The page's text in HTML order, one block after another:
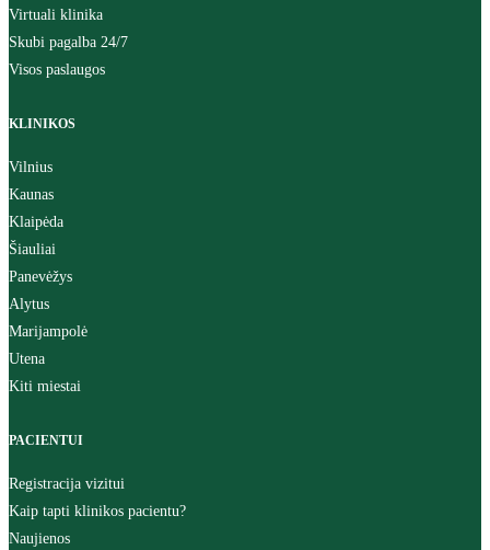
Virtuali klinika
Skubi pagalba 24/7
Visos paslaugos
KLINIKOS
Vilnius
Kaunas
Klaipėda
Šiauliai
Panevėžys
Alytus
Marijampolė
Utena
Kiti miestai
PACIENTUI
Registracija vizitui
Kaip tapti klinikos pacientu?
Naujienos